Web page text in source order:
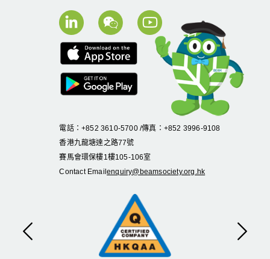
Previous Next
電話：+852 3610-5700 /傳真：+852 3996-9108
香港九龍塘達之路77號
賽馬會環保樓1樓105-106室
Contact Emailenquiry@beamsociety.org.hk